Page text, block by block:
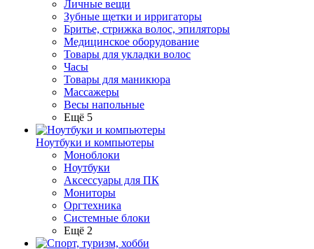
Личные вещи
Зубные щетки и ирригаторы
Бритье, стрижка волос, эпиляторы
Медицинское оборудование
Товары для укладки волос
Часы
Товары для маникюра
Массажеры
Весы напольные
Ещё 5
Ноутбуки и компьютеры
Моноблоки
Ноутбуки
Аксессуары для ПК
Мониторы
Оргтехника
Системные блоки
Ещё 2